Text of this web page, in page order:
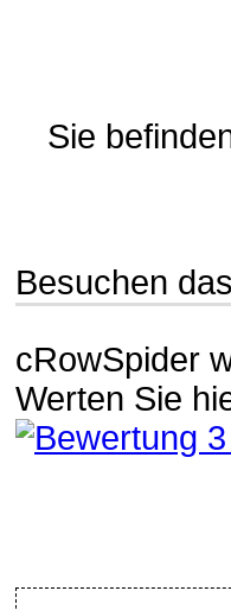
Sie
Besuchen
cRowSpider
Werten Sie